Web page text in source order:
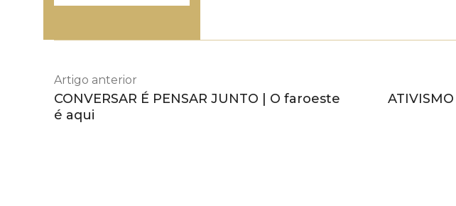
Artigo anterior
CONVERSAR É PENSAR JUNTO | O faroeste
é aqui